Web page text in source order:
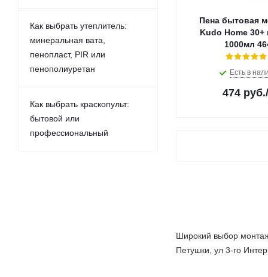
Пена бытовая
Kudo Home 30+
Есть в
474 руб.
Широкий выбор
Петушки, ул 3-го
Как выбрать утеплитель:
минеральная вата,
пенопласт, PIR или
пенополиуретан
Как выбрать краскопульт:
бытовой или
профессиональный